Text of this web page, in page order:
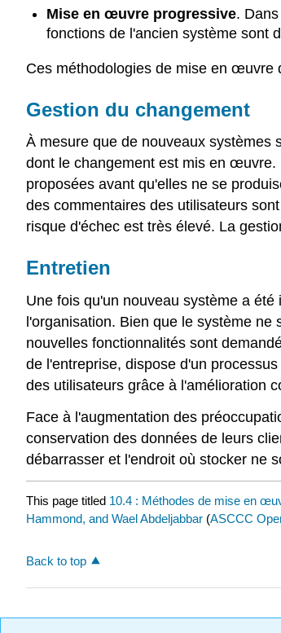
Mise en œuvre progressive.
fonctions de l'ancien système sont
Ces méthodologies de mise en œuvre
Gestion du changement
À mesure que de nouveaux systèmes
dont le changement est mis en œuvre.
proposées avant qu'elles ne se
des commentaires des utilisateurs
risque d'échec est très élevé. La
Entretien
Une fois qu'un nouveau système a
l'organisation. Bien que le système
nouvelles fonctionnalités sont
de l'entreprise, dispose d'un
des utilisateurs grâce à l'amélioration
Face à l'augmentation des
conservation des données de leurs
débarrasser et l'endroit où stocker ne
This page titled 10.4 : Méthodes de mise en
Hammond, and Wael Abdeljabbar (ASCCC
Back to top